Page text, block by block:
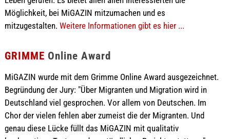
Möglichkeit, bei MiGAZIN mitzumachen und es
mitzugestalten. Weitere Informationen gibt es hier ...
GRIMME Online Award
MiGAZIN wurde mit dem Grimme Online Award ausgezeichnet.
Begründung der Jury: "Über Migranten und Migration wird in
Deutschland viel gesprochen. Vor allem von Deutschen. Im
Chor der vielen fehlen aber zumeist die der Migranten. Und
genau diese Lücke füllt das MiGAZIN mit qualitativ